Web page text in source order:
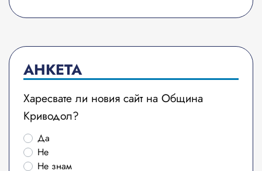
АНКЕТА
Харесвате ли новия сайт на Община
Криводол?
Да
Не
Не знам